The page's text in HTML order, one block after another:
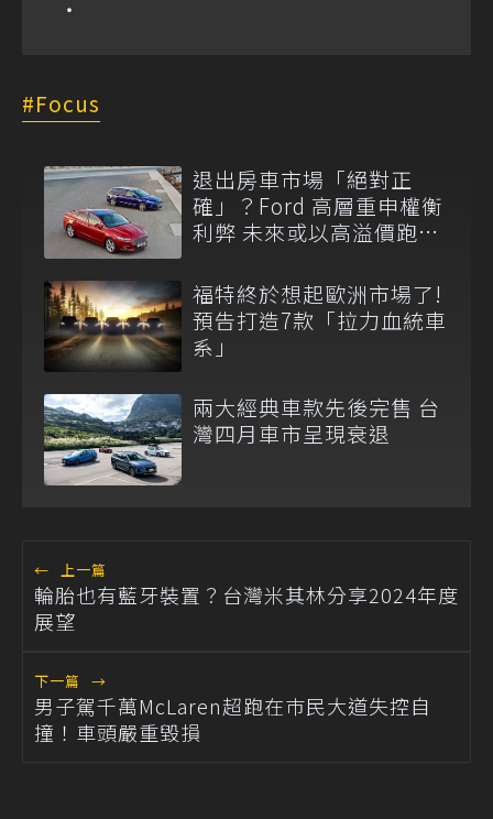
Focus
退出房車市場「絕對正
確」？Ford 高層重申權衡
利弊 未來或以高溢價跑房
福特終於想起歐洲市場了!
預告打造7款「拉力血統車
系」
兩大經典車款先後完售 台
灣四月車市呈現衰退
← 上一篇
輪胎也有藍牙裝置？台灣米其林分享2024年度
展望
下一篇 →
男子駕千萬McLaren超跑在巿民大道失控自
撞！車頭嚴重毀損